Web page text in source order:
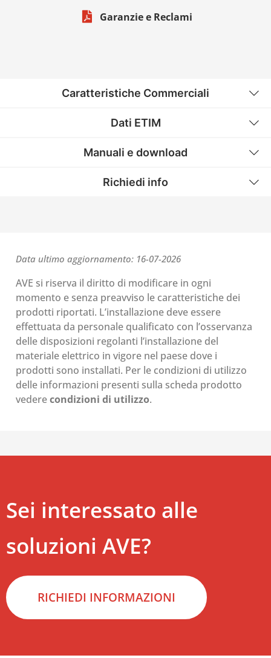
Garanzie e Reclami
Caratteristiche Commerciali
Dati ETIM
Manuali e download
Richiedi info
Data ultimo aggiornamento: 16-07-2026
AVE si riserva il diritto di modificare in ogni
momento e senza preavviso le caratteristiche dei
prodotti riportati. L’installazione deve essere
effettuata da personale qualificato con l’osservanza
delle disposizioni regolanti l’installazione del
materiale elettrico in vigore nel paese dove i
prodotti sono installati. Per le condizioni di utilizzo
delle informazioni presenti sulla scheda prodotto
vederecondizioni di utilizzo.
Sei interessato alle
soluzioni AVE?
RICHIEDI INFORMAZIONI